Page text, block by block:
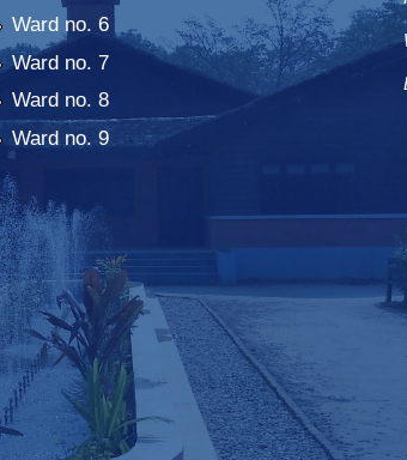
Ward no. 6
Ward no. 7
Ward no. 8
Ward no. 9